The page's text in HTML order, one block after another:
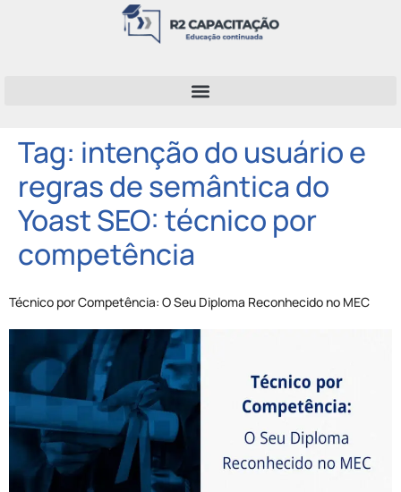
Tag: intenção do usuário e
regras de semântica do
Yoast SEO: técnico por
competência
Técnico por Competência: O Seu Diploma Reconhecido no MEC